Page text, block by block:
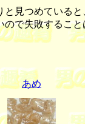
見つめている
で失敗すること
あめ